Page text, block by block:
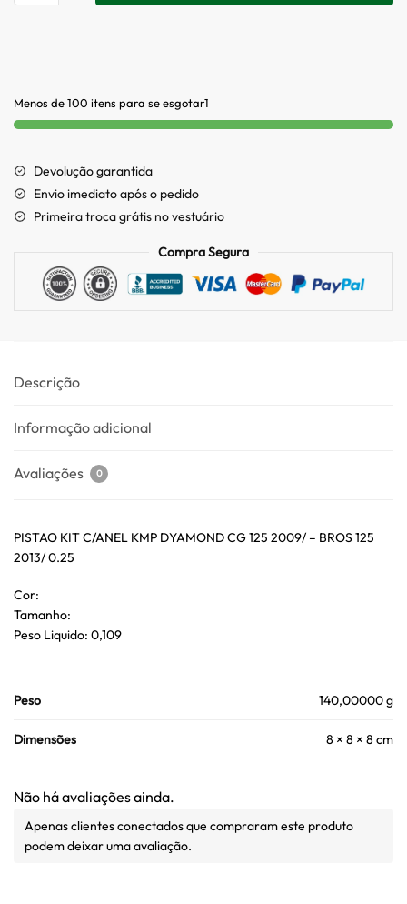
Menos de 100 itens para se esgotar1
Devolução garantida
Envio imediato após o pedido
Primeira troca grátis no vestuário
Compra Segura
Descrição
Informação adicional
Avaliações 0
PISTAO KIT C/ANEL KMP DYAMOND CG 125 2009/ – BROS 125
2013/ 0.25
Cor:
Tamanho:
Peso Liquido: 0,109
Peso 140,00000 g
Dimensões 8 × 8 × 8 cm
Não há avaliações ainda.
Apenas clientes conectados que compraram este produto
podem deixar uma avaliação.